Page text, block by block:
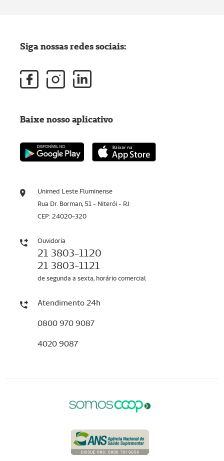
Unimed Leste Fluminense
Rua Dr. Borman, 51 - Niterói - RJ
CEP: 24020-320
Ouvidoria
21 3803-1120
21 3803-1121
de segunda a sexta, horário comercial
Atendimento 24h
0800 970 9087
4020 9087
Siga nossas redes sociais:
Baixe nosso aplicativo